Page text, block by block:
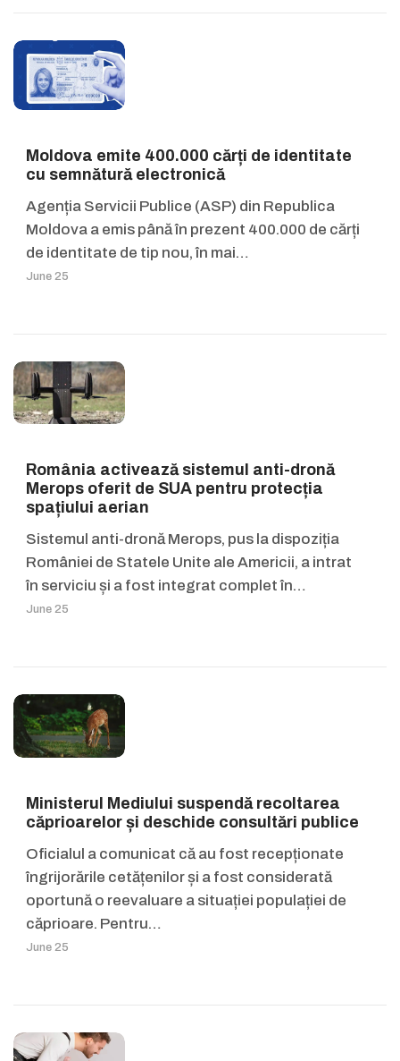
Moldova emite 400.000 cărți de identitate
cu semnătură electronică
Agenția Servicii Publice (ASP) din Republica
Moldova a emis până în prezent 400.000 de cărți
de identitate de tip nou, în mai…
June 25
România activează sistemul anti-dronă
Merops oferit de SUA pentru protecția
spațiului aerian
Sistemul anti-dronă Merops, pus la dispoziția
României de Statele Unite ale Americii, a intrat
în serviciu și a fost integrat complet în…
June 25
Ministerul Mediului suspendă recoltarea
căprioarelor și deschide consultări publice
Oficialul a comunicat că au fost recepționate
îngrijorările cetățenilor și a fost considerată
oportună o reevaluare a situației populației de
căprioare. Pentru…
June 25